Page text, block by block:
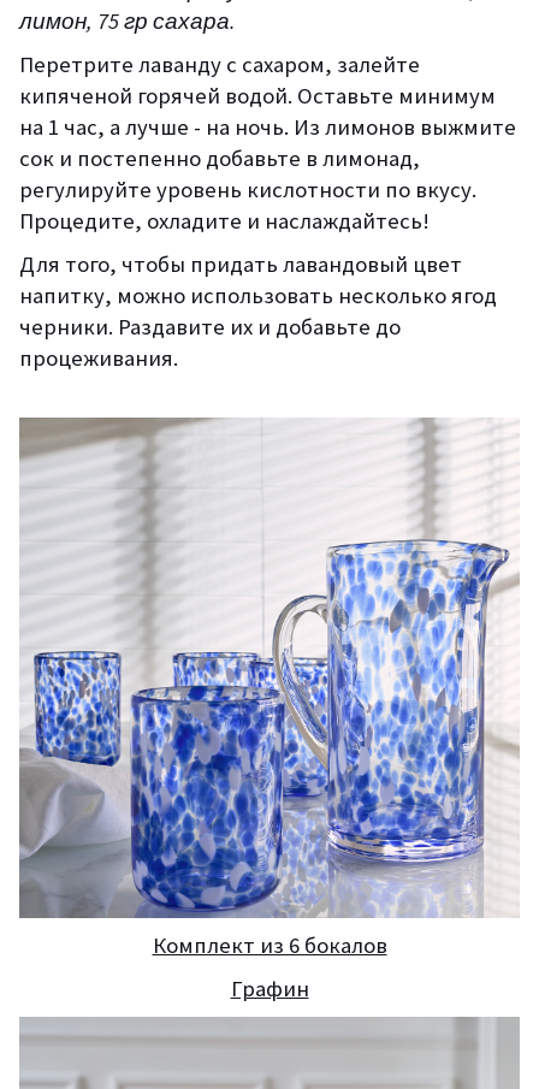
лимон, 75гр сахара.
Перетрите лаванду с сахаром, залейте
кипяченой горячей водой. Оставьте минимум
на 1 час, а лучше - на ночь. Из лимонов выжмите
сок и постепенно добавьте в лимонад,
регулируйте уровень кислотности по вкусу.
Процедите, охладите и наслаждайтесь!
Для того, чтобы придать лавандовый цвет
напитку, можно использовать несколько ягод
черники. Раздавите их и добавьте до
процеживания.
Комплект из 6 бокалов
Графин